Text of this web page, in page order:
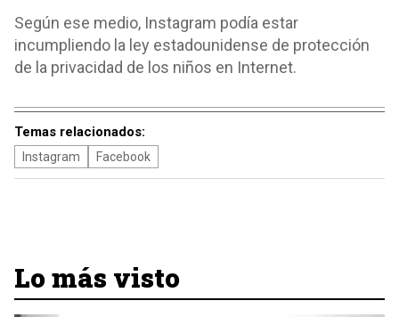
Según ese medio, Instagram podía estar
incumpliendo la ley estadounidense de protección
de la privacidad de los niños en Internet.
Temas relacionados:
Instagram Facebook
Lo más visto